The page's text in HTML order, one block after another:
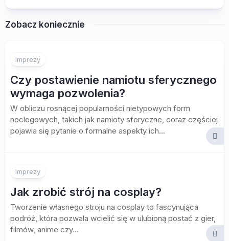
Zobacz koniecznie
Imprezy
Czy postawienie namiotu sferycznego
wymaga pozwolenia?
W obliczu rosnącej popularności nietypowych form
noclegowych, takich jak namioty sferyczne, coraz częściej
pojawia się pytanie o formalne aspekty ich...
Imprezy
Jak zrobić strój na cosplay?
Tworzenie własnego stroju na cosplay to fascynująca
podróż, która pozwala wcielić się w ulubioną postać z gier,
filmów, anime czy...